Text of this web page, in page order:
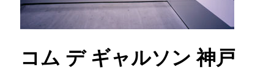
コム デ ギャルソン 神戸